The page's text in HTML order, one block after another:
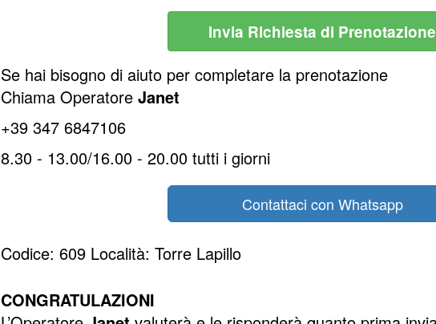
Invia Richiesta di Prenotazione
Se hai bisogno di aiuto per completare la prenotazione
Chiama Operatore Janet
+39 347 6847106
8.30 - 13.00/16.00 - 20.00 tutti i giorni
Contattaci con Whatsapp
Codice: 609 Località: Torre Lapillo
CONGRATULAZIONI